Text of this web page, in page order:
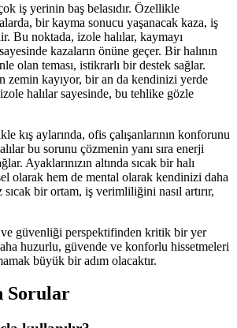
iş yerinin baş belasıdır. Özellikle
bir kayma sonucu yaşanacak kaza, iş
Bu noktada, izole halılar, kaymayı
kazaların önüne geçer. Bir halının
olan teması, istikrarlı bir destek sağlar.
zemin kayıyor, bir an da kendinizi yerde
halılar sayesinde, bu tehlike gözle
kış aylarında, ofis çalışanlarının konforunu
bu sorunu çözmenin yanı sıra enerji
Ayaklarınızın altında sıcak bir halı
olarak hem de mental olarak kendinizi daha
bir ortam, iş verimliliğini nasıl artırır,
ve güvenliği perspektifinden kritik bir yer
huzurlu, güvende ve konforlu hissetmeleri
büyük bir adım olacaktır.
Sorular